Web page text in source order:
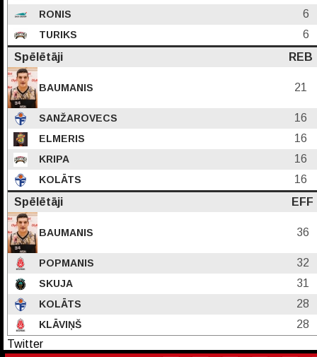
RONIS 6
TURIKS
6
Spēlētāji
REB
BAUMANIS 21
SANŽAROVECS 16
ELMERIS 16
KRIPA 16
KOLĀTS
16
Spēlētāji
EFF
BAUMANIS 36
POPMANIS 32
SKUJA 31
KOLĀTS 28
KLĀVIŅŠ
28
Twitter